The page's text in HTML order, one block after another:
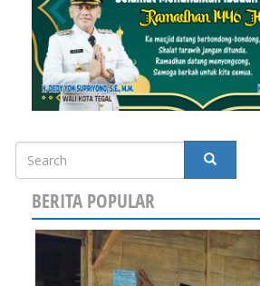
Search
SEARCH
BERITA POPULAR